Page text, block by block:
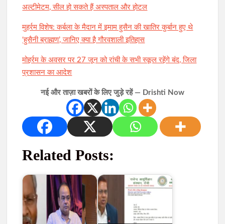
अल्टीमेटम, सील हो सकते हैं अस्पताल और होटल
मुहर्रम विशेष: कर्बला के मैदान में इमाम हुसैन की खातिर कुर्बान हुए थे
‘हुसैनी ब्राह्मण’, जानिए क्या है गौरवशाली इतिहास
मोहर्रम के अवसर पर 27 जून को रांची के सभी स्कूल रहेंगे बंद, जिला
प्रशासन का आदेश
नई और ताज़ा खबरों के लिए जुड़े रहें — Drishti Now
Related Posts: